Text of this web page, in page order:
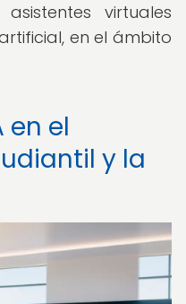
virtuales
en el ámbito
en el
y la